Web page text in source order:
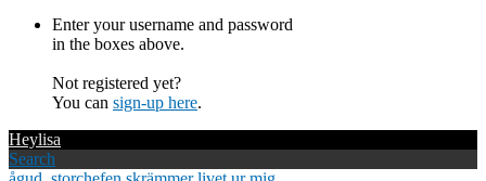
Enter your username and password
in the boxes above.
Not registered yet?
You can sign-up here.
Heylisa
Search